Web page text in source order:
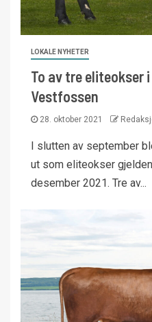
LOKALE NYHETER
To av tre eliteokser
Vestfossen
28. oktober 2021
I slutten av september
ut som eliteokser
desember 2021. Tre av...